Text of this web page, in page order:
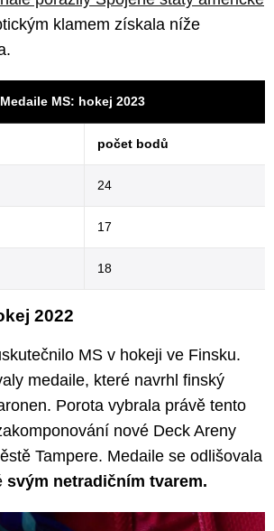
klamem získala níže
Medaile MS: hokej 2023
počet bodů
24
17
18
2022
MS v hokeji ve Finsku.
medaile, které navrhl finský
Porota vybrala právě tento
nové Deck Areny
Tampere. Medaile se odlišovala
svým netradičním tvarem.